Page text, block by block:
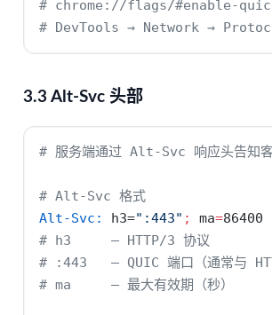
# chrome://flags/#enable-quic
# DevTools → Network →
3.3 Alt-Svc 头部
# 服务端通过 Alt-Svc 响应头告知
# Alt-Svc 格式
Alt-Svc:
h3=":443" ; ma=86400
# h3     — HTTP/3 协议
# :443   — QUIC 端口（通常与
# ma     — 最大有效期（秒）